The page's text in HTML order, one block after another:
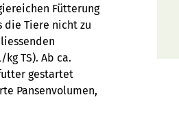
Fütterung
die Tiere nicht zu
TS). Ab ca.
gestartet
Pansenvolumen,